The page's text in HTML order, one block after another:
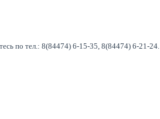
по тел.:8(84474) 6-15-35,8(84474) 6-21-24.